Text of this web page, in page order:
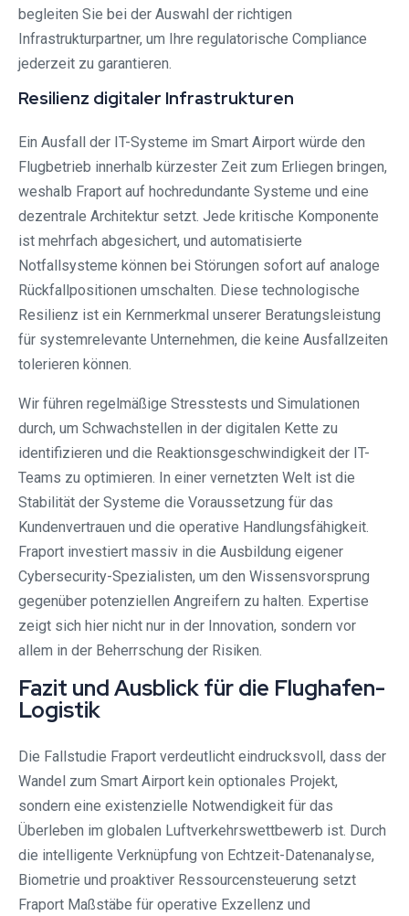
begleiten Sie bei der Auswahl der richtigen
Infrastrukturpartner, um Ihre regulatorische Compliance
jederzeit zu garantieren.
Resilienz digitaler Infrastrukturen
Ein Ausfall der IT-Systeme im Smart Airport würde den
Flugbetrieb innerhalb kürzester Zeit zum Erliegen bringen,
weshalb Fraport auf hochredundante Systeme und eine
dezentrale Architektur setzt. Jede kritische Komponente
ist mehrfach abgesichert, und automatisierte
Notfallsysteme können bei Störungen sofort auf analoge
Rückfallpositionen umschalten. Diese technologische
Resilienz ist ein Kernmerkmal unserer Beratungsleistung
für systemrelevante Unternehmen, die keine Ausfallzeiten
tolerieren können.
Wir führen regelmäßige Stresstests und Simulationen
durch, um Schwachstellen in der digitalen Kette zu
identifizieren und die Reaktionsgeschwindigkeit der IT-
Teams zu optimieren. In einer vernetzten Welt ist die
Stabilität der Systeme die Voraussetzung für das
Kundenvertrauen und die operative Handlungsfähigkeit.
Fraport investiert massiv in die Ausbildung eigener
Cybersecurity-Spezialisten, um den Wissensvorsprung
gegenüber potenziellen Angreifern zu halten. Expertise
zeigt sich hier nicht nur in der Innovation, sondern vor
allem in der Beherrschung der Risiken.
Fazit und Ausblick für die Flughafen-
Logistik
Die Fallstudie Fraport verdeutlicht eindrucksvoll, dass der
Wandel zum Smart Airport kein optionales Projekt,
sondern eine existenzielle Notwendigkeit für das
Überleben im globalen Luftverkehrswettbewerb ist. Durch
die intelligente Verknüpfung von Echtzeit-Datenanalyse,
Biometrie und proaktiver Ressourcensteuerung setzt
Fraport Maßstäbe für operative Exzellenz und